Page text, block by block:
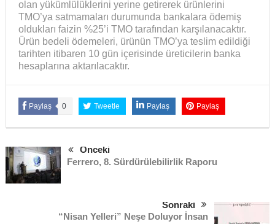
olan yükümlülüklerini yerine getirerek ürünlerini
TMO’ya satmamaları durumunda bankalara ödemiş
oldukları faizin %25’i TMO tarafından karşılanacaktır.
Ürün bedeli ödemeleri, ürünün TMO’ya teslim edildiği
tarihten itibaren 10 gün içerisinde üreticilerin banka
hesaplarına aktarılacaktır.
Paylaş 0 Tweetle Paylaş Paylaş
Önceki
Ferrero, 8. Sürdürülebilirlik Raporu
Sonraki
“Nisan Yelleri” Neşe Doluyor İnsan